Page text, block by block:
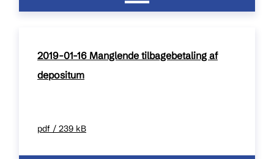
2019-01-16 Manglende tilbagebetaling af
depositum
pdf / 239 kB